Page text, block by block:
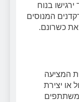
בנוח
המנוסים
את כשרונם.
המציעה
או יצירת